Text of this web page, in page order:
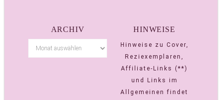
ARCHIV HINWEISE
Hinweise zu Cover,
Reziexemplaren,
Affiliate-Links (**)
und Links im
Allgemeinen findet